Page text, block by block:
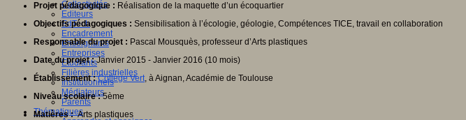
Collectivités
Editeurs
EdTech
Encadrement
Enseignants
Entreprises
Etudiants
Filières industrielles
Institutionnels
Médiateurs
Parents
Thématiques
Projet pédagogique : Réalisation de la maquette d’un écoquartier
Objectifs pédagogiques : Sensibilisation à l’écologie, géologie, Compétences TICE, travail en collaboration
Responsable du projet : Pascal Mousquès, professeur d’Arts plastiques
Date du projet :Janvier 2015 - Janvier 2016 (10 mois)
Établissement : Collège Vert, à Aignan, Académie de Toulouse
Niveau scolaire :5ème
Matières :Arts plastiques